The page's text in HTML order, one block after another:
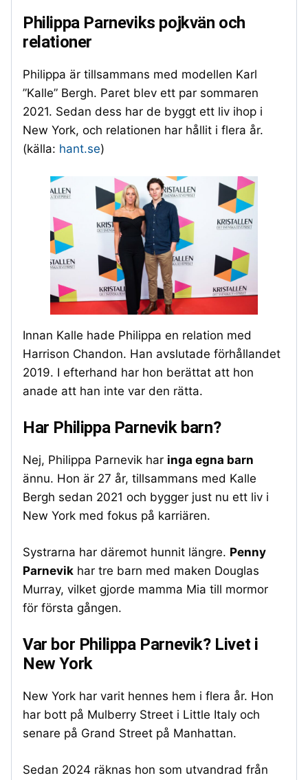
Philippa Parneviks pojkvän och
relationer
Philippa är tillsammans med modellen Karl
”Kalle” Bergh. Paret blev ett par sommaren
2021. Sedan dess har de byggt ett liv ihop i
New York, och relationen har hållit i flera år.
(källa: hant.se)
Innan Kalle hade Philippa en relation med
Harrison Chandon. Han avslutade förhållandet
2019. I efterhand har hon berättat att hon
anade att han inte var den rätta.
Har Philippa Parnevik barn?
Nej, Philippa Parnevik har inga egna barn
ännu. Hon är 27 år, tillsammans med Kalle
Bergh sedan 2021 och bygger just nu ett liv i
New York med fokus på karriären.
Systrarna har däremot hunnit längre. Penny
Parnevik har tre barn med maken Douglas
Murray, vilket gjorde mamma Mia till mormor
för första gången.
Var bor Philippa Parnevik? Livet i
New York
New York har varit hennes hem i flera år. Hon
har bott på Mulberry Street i Little Italy och
senare på Grand Street på Manhattan.
Sedan 2024 räknas hon som utvandrad från